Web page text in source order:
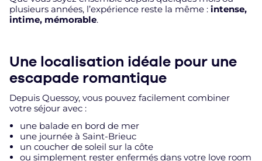
plusieurs années, l’expérience reste la même : intense,
intime, mémorable.
Une localisation idéale pour une
escapade romantique
Depuis Quessoy, vous pouvez facilement combiner
votre séjour avec :
une balade en bord de mer
une journée à Saint-Brieuc
un coucher de soleil sur la côte
ou simplement rester enfermés dans votre love room